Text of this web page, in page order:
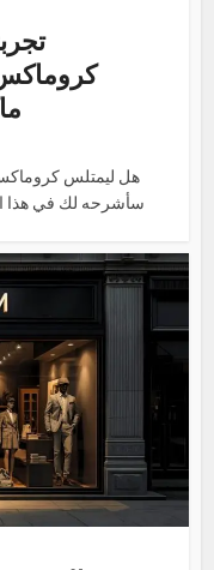
هل ليمتلس
سأشرحه لك في هذا